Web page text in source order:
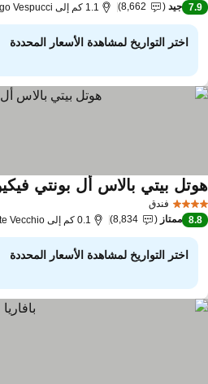
7.9 جيد 8,662 1.1 كم إلى Airport Florence Amerigo Vespucci
اختر التواريخ لمشاهدة الأسعار المحددة
فندق
بيتي بالاس أل بونتي فيكيو
8.8 ممتاز 8,834 0.1 كم إلى Ponte Vecchio
اختر التواريخ لمشاهدة الأسعار المحددة